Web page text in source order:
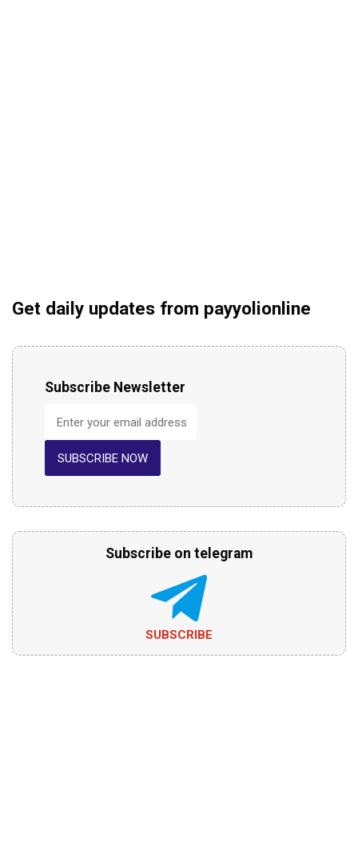
Get daily updates from payyolionline
Subscribe Newsletter
SUBSCRIBE NOW
Subscribe on telegram
SUBSCRIBE